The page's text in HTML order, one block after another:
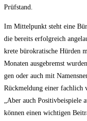
Prüfstand.
Im Mit­tel­punkt steht eine
die bereits erfolg­reich
kre­te büro­kra­ti­sche Hür­den
Mona­ten aus­ge­bremst
gen oder auch mit
Rück­mel­dung einer fach­lich
„Aber auch Posi­tiv­bei­spie­le
kön­nen einen wich­ti­gen